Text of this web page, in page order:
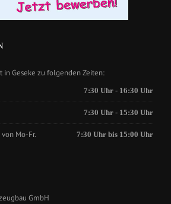
in Geseke zu folgenden Zeiten:
7:30 Uhr - 16:30 Uhr
7:30 Uhr - 15:30 Uhr
Mo-Fr. 7:30 Uhr bis 15:00 Uhr
GmbH